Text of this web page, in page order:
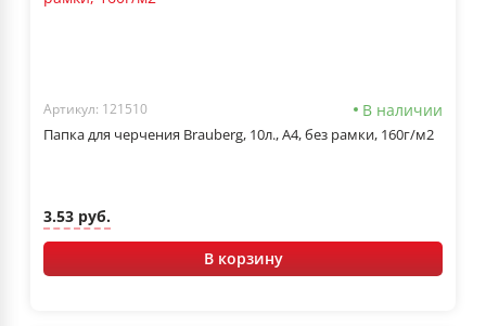
Артикул: 121510 В наличии
Папка для черчения Brauberg, 10л., А4, без рамки, 160г/м2
3.53 руб.
В корзину